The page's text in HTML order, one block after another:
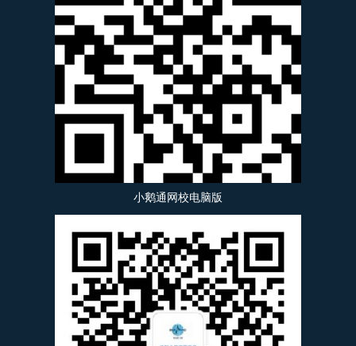
小鹅通网校电脑版